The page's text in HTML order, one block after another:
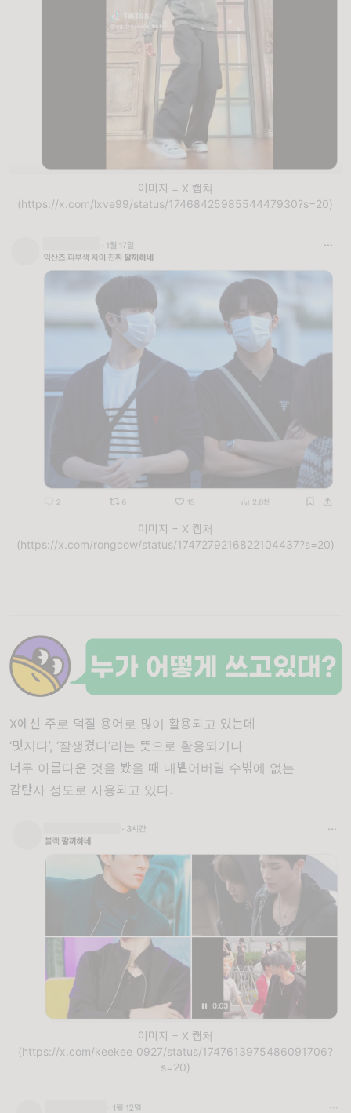
이미지 = X 캡쳐
(https://x.com/lxve99/status/1746842598554447930?s=20)
이미지 = X 캡쳐
(https://x.com/rongcow/status/1747279216822104437?s=20)
X에선 주로 덕질 용어로 많이 활용되고 있는데
‘멋지다’, ‘잘생겼다’라는 뜻으로 활용되거나
너무 아름다운 것을 봤을 때 내뱉어버릴 수밖에 없는
감탄사 정도로 사용되고 있다.
이미지 = X 캡쳐
(https://x.com/keekee_0927/status/1747613975486091706?
s=20)